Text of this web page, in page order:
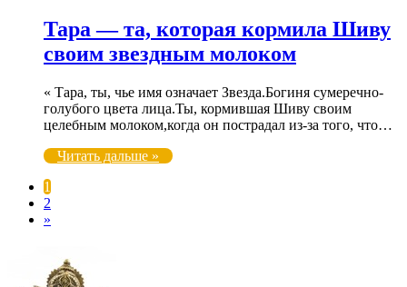
Тара — та, которая кормила Шиву
своим звездным молоком
« Тара, ты, чье имя означает Звезда.Богиня сумеречно-
голубого цвета лица.Ты, кормившая Шиву своим
целебным молоком,когда он пострадал из-за того, что…
Читать дальше »
1
2
»